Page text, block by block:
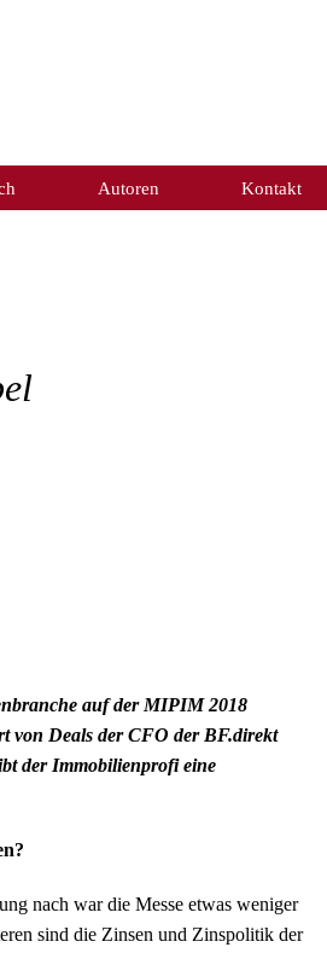
Autoren Kontakt
auf der MIPIM 2018
von Deals der CFO der BF.direkt
der Immobilienprofi eine
nach war die Messe etwas weniger
sind die Zinsen und Zinspolitik der